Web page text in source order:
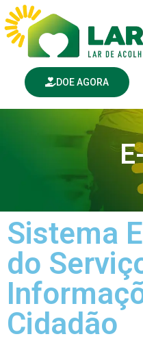
conteúdo
DOE AGORA
Sistema
do
Cidadão